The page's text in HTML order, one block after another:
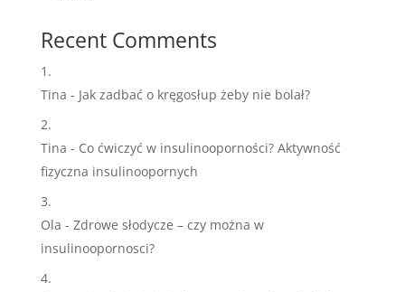
Recent Comments
Tina - Jak zadbać o kręgosłup żeby nie bolał?
Tina - Co ćwiczyć w insulinooporności? Aktywność
fizyczna insulinoopornych
Ola - Zdrowe słodycze – czy można w
insulinoopornosci?